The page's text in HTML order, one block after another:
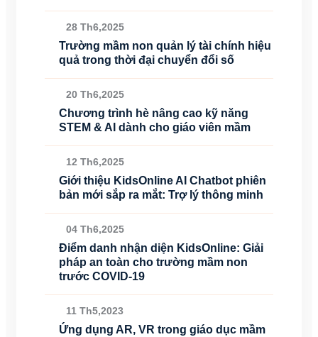
28 Th6,2025
Trường mầm non quản lý tài chính hiệu
quả trong thời đại chuyển đổi số
20 Th6,2025
Chương trình hè nâng cao kỹ năng
STEM & AI dành cho giáo viên mầm
12 Th6,2025
Giới thiệu KidsOnline AI Chatbot phiên
bản mới sắp ra mắt: Trợ lý thông minh
04 Th6,2025
Điểm danh nhận diện KidsOnline: Giải
pháp an toàn cho trường mầm non
trước COVID-19
11 Th5,2023
Ứng dụng AR, VR trong giáo dục mầm